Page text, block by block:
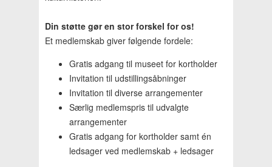
Din støtte gør en stor forskel for os!
Et medlemskab giver følgende fordele:
Gratis adgang til museet for kortholder
Invitation til udstillingsåbninger
Invitation til diverse arrangementer
Særlig medlemspris til udvalgte
arrangementer
Gratis adgang for kortholder samt én
ledsager ved medlemskab + ledsager